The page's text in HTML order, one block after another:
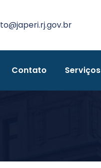
Contato Serviços